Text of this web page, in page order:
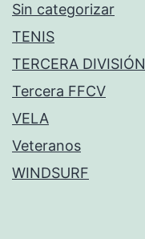
Sin categorizar
TENIS
TERCERA DIVISIÓN
Tercera FFCV
VELA
Veteranos
WINDSURF